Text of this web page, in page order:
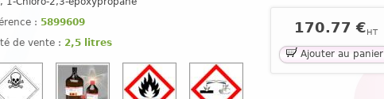
: 5899609
de vente : 2,5 litres
170.77 € HT
Ajouter au panier